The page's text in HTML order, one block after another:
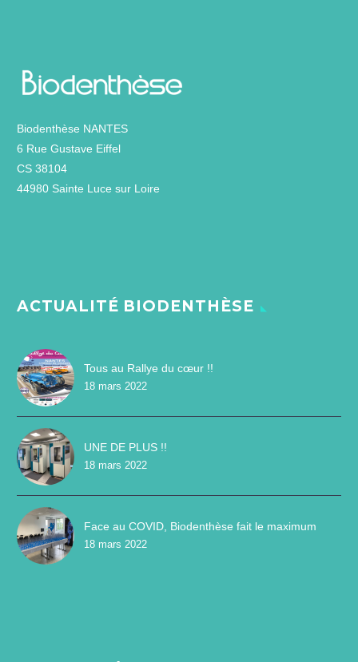
Biodenthèse NANTES
6 Rue Gustave Eiffel
CS 38104
44980 Sainte Luce sur Loire
ACTUALITÉ BIODENTHÈSE
Tous au Rallye du cœur !!
18 mars 2022
UNE DE PLUS !!
18 mars 2022
Face au COVID, Biodenthèse fait le maximum
18 mars 2022